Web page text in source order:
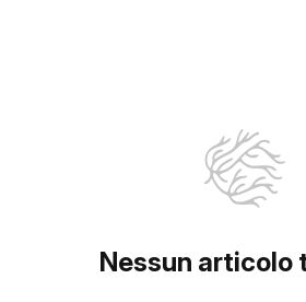
Nessun articolo